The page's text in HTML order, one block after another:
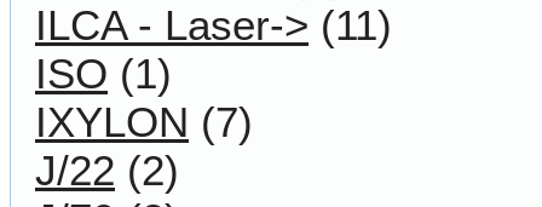
ILCA - Laser-> (11)
ISO (1)
IXYLON (7)
J/22 (2)